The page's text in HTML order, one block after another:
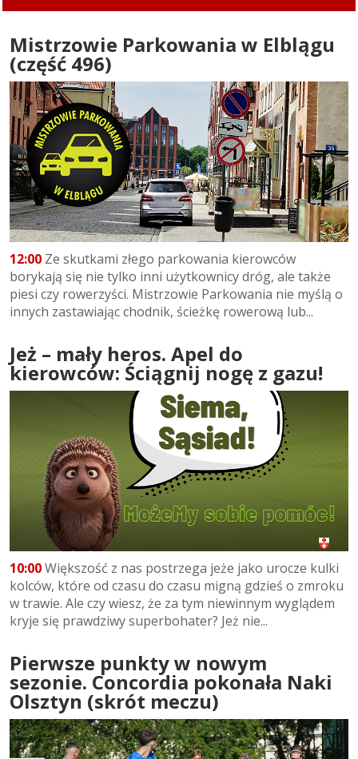
Mistrzowie Parkowania w Elblągu
(część 496)
12:00 Ze skutkami złego parkowania kierowców
borykają się nie tylko inni użytkownicy dróg, ale także
piesi czy rowerzyści. Mistrzowie Parkowania nie myślą o
innych zastawiając chodnik, ścieżkę rowerową lub...
Jeż – mały heros. Apel do
kierowców: Ściągnij nogę z gazu!
10:00Większość z nas postrzega jeże jako urocze kulki
kolców, które od czasu do czasu migną gdzieś o zmroku
w trawie. Ale czy wiesz, że za tym niewinnym wyglądem
kryje się prawdziwy superbohater? Jeż nie...
Pierwsze punkty w nowym
sezonie. Concordia pokonała Naki
Olsztyn (skrót meczu)